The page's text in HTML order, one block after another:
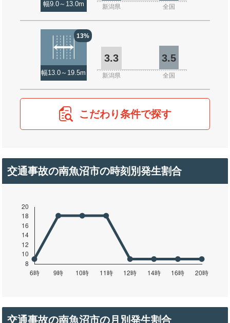
幅9.0～13.0m 新潟県 全国
13%
幅13.0～19.5m
3.3 3.5
新潟県 全国
こだわり条件で探す
交通事故の南魚沼市の時刻別発生割合
交通事故の南魚沼市の月別発生割合